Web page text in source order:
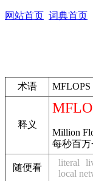
网站首页 词典首页
术语 MFLOPS
释义
Million
每秒百
随便看 literal
local